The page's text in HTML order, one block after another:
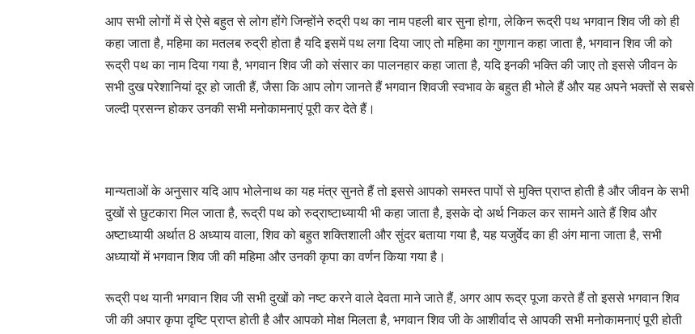
आप सभी लोगों में से ऐसे बहुत से लोग होंगे जिन्होंने रुद्री पथ का नाम पहली बार सुना होगा, लेकिन रूद्री पथ भगवान शिव जी को ही
कहा जाता है, महिमा का मतलब रुद्री होता है यदि इसमें पथ लगा दिया जाए तो महिमा का गुणगान कहा जाता है, भगवान शिव जी को
रूद्री पथ का नाम दिया गया है, भगवान शिव जी को संसार का पालनहार कहा जाता है, यदि इनकी भक्ति की जाए तो इससे जीवन के
सभी दुख परेशानियां दूर हो जाती हैं, जैसा कि आप लोग जानते हैं भगवान शिवजी स्वभाव के बहुत ही भोले हैं और यह अपने भक्तों से सबसे
जल्दी प्रसन्न होकर उनकी सभी मनोकामनाएं पूरी कर देते हैं।
मान्यताओं के अनुसार यदि आप भोलेनाथ का यह मंत्र सुनते हैं तो इससे आपको समस्त पापों से मुक्ति प्राप्त होती है और जीवन के सभी
दुखों से छुटकारा मिल जाता है, रूद्री पथ को रुद्राष्टाध्यायी भी कहा जाता है, इसके दो अर्थ निकल कर सामने आते हैं शिव और
अष्टाध्यायी अर्थात 8 अध्याय वाला, शिव को बहुत शक्तिशाली और सुंदर बताया गया है, यह यजुर्वेद का ही अंग माना जाता है, सभी
अध्यायों में भगवान शिव जी की महिमा और उनकी कृपा का वर्णन किया गया है।
रूद्री पथ यानी भगवान शिव जी सभी दुखों को नष्ट करने वाले देवता माने जाते हैं, अगर आप रूद्र पूजा करते हैं तो इससे भगवान शिव
जी की अपार कृपा दृष्टि प्राप्त होती है और आपको मोक्ष मिलता है, भगवान शिव जी के आशीर्वाद से आपकी सभी मनोकामनाएं पूरी होती